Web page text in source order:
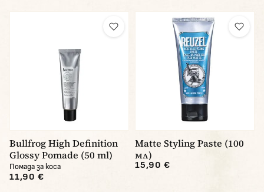
Bullfrog High Definition
Glossy Pomade (50 ml)
Помада за коса
11,90 €
Matte Styling Paste (100
мл)
15,90 €